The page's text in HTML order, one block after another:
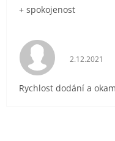
+ spokojenost
Hodnocení
2.12.2021
Rychlost dodání a